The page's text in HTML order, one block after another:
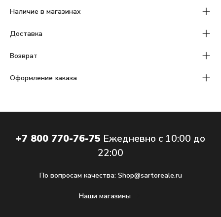
Наличие в магазинах
Доставка
Возврат
Оформление заказа
+7 800 770-76-75 Ежедневно с 10:00 до
22:00
По вопросам качества: Shop@sartoreale.ru
Наши магазины